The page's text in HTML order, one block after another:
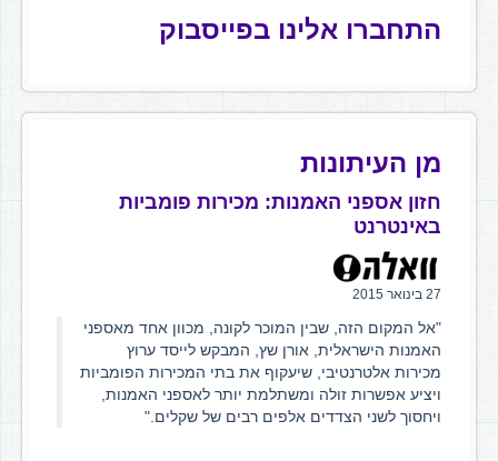
התחברו אלינו בפייסבוק
מן העיתונות
חזון אספני האמנות: מכירות פומביות
באינטרנט
27 בינואר 2015
"אל המקום הזה, שבין המוכר לקונה, מכוון אחד מאספני
האמנות הישראלית, אורן שץ, המבקש לייסד ערוץ
מכירות אלטרנטיבי, שיעקוף את בתי המכירות הפומביות
ויציע אפשרות זולה ומשתלמת יותר לאספני האמנות,
ויחסוך לשני הצדדים אלפים רבים של שקלים."